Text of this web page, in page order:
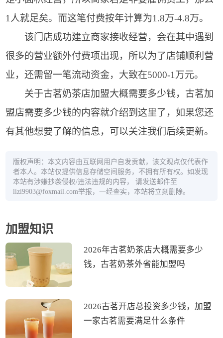
1人就足矣。而这笔付费按年计算为1.8万-4.8万。
该门店成功建立商家接收经营，会在其中遇到
很多的营业额外付费项出现，所以为了店铺顺利营
业，还需留一笔流动资金，大致在5000-1万元。
关于古茗奶茶店加盟大概需要多少钱，古茗加
盟店需要多少钱的内容就介绍到这里了，如果您还
有其他想要了解的信息，可以关注我们后续更新。
版权声明：本文内容由互联网用户自发贡献，该文观点仅代表作
者本人。本站仅提供信息存储空间服务，不拥有所有权。如发现
本站有涉嫌抄袭侵权/违法违规的内容， 请发送邮件至
lizi9903@foxmail.com举报，一经查实，本站将立刻删除。
加盟知识
2026年古茗奶茶店大概需要多少
钱，古茗奶茶外省能加盟吗
2026古茗开店总投资多少钱，加盟
一家古茗需要满足什么条件